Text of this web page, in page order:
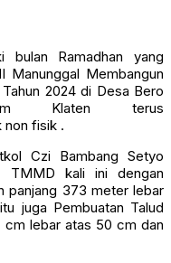
bulan Ramadhan yang
Manunggal Membangun
2024 di Desa Bero
Klaten terus
non fisik .
Czi Bambang Setyo
TMMD kali ini dengan
panjang 373 meter lebar
juga Pembuatan Talud
cm lebar atas 50 cm dan